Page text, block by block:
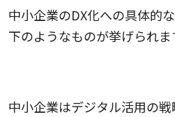
中小企業のDX化への具体的
下のようなものが挙げられま
中小企業はデジタル活用の